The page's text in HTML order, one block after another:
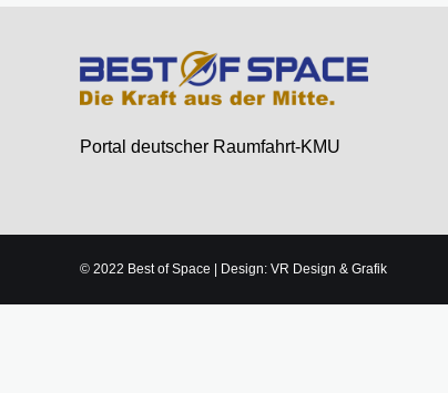
Portal deutscher Raumfahrt-KMU
© 2022 Best of Space | Design: VR Design & Grafik